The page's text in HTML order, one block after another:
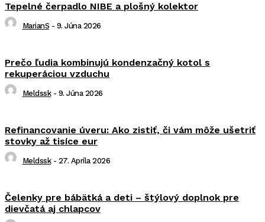
Tepelné čerpadlo NIBE a plošný kolektor
MarianS - 9. Júna 2026
Prečo ľudia kombinujú kondenzačný kotol s
rekuperáciou vzduchu
Meldssk - 9. Júna 2026
Refinancovanie úveru: Ako zistiť, či vám môže ušetriť
stovky až tisíce eur
Meldssk - 27. Apríla 2026
Čelenky pre bábätká a deti – štýlový doplnok pre
dievčatá aj chlapcov